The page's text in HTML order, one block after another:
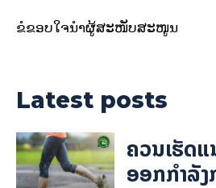
ຂໍຂອບໃຈນຳຜູ້ສະໜັບສະໜູນ
Latest posts
ຄວນເຮັດ
ອອກກຳລັ